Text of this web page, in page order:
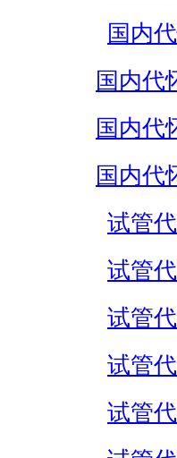
国内
国内代
国内代
国内代
试管
试管
试管
试管
试管